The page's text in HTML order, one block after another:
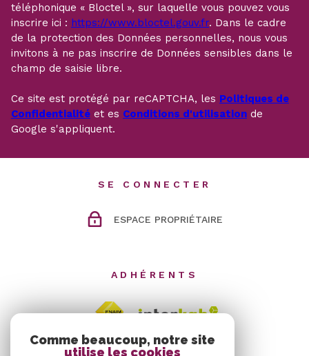
téléphonique « Bloctel », sur laquelle vous pouvez vous
inscrire ici : https://www.bloctel.gouv.fr. Dans le cadre
de la protection des Données personnelles, nous vous
invitons à ne pas inscrire de Données sensibles dans le
champ de saisie libre.
Ce site est protégé par reCAPTCHA, les Politiques de
Confidentialité et es Conditions d'utilisation de
Google s'appliquent.
SE CONNECTER
ESPACE PROPRIÉTAIRE
ADHÉRENTS
Comme beaucoup, notre site
utilise les cookies